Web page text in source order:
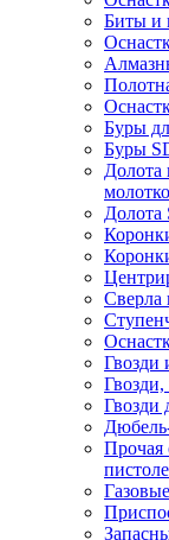
Биты и
Буры
Буры
Долота
Долота
Сверла
Гвозди
Гвозди
Прочая